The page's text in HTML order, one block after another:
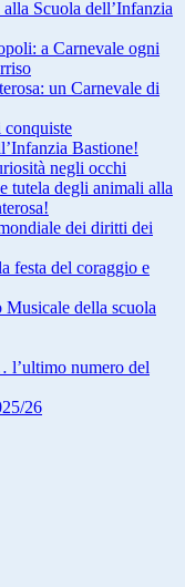
Scuola dell’Infanzia
a Carnevale ogni
un Carnevale di
conquiste
Bastione!
negli occhi
tutela degli animali alla
dei diritti dei
festa del coraggio e
della scuola
l’ultimo numero del
26